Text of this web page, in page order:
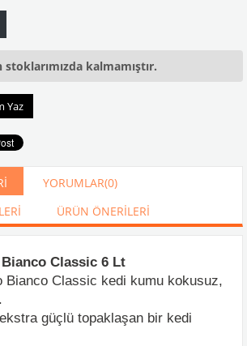
stoklarımızda kalmamıştır.
Yaz
YORUMLAR(0)
ÜRÜN ÖNERILERI
Classic 6 Lt
Bianco Classic kedi kumu kokusuz,
güçlü topaklaşan bir kedi